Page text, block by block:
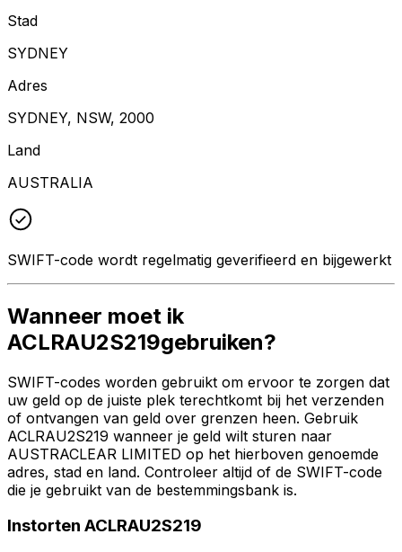
Stad
SYDNEY
Adres
SYDNEY, NSW, 2000
Land
AUSTRALIA
SWIFT-code wordt regelmatig geverifieerd en bijgewerkt
Wanneer moet ik
ACLRAU2S219gebruiken?
SWIFT-codes worden gebruikt om ervoor te zorgen dat
uw geld op de juiste plek terechtkomt bij het verzenden
of ontvangen van geld over grenzen heen. Gebruik
ACLRAU2S219 wanneer je geld wilt sturen naar
AUSTRACLEAR LIMITED op het hierboven genoemde
adres, stad en land. Controleer altijd of de SWIFT-code
die je gebruikt van de bestemmingsbank is.
Instorten ACLRAU2S219